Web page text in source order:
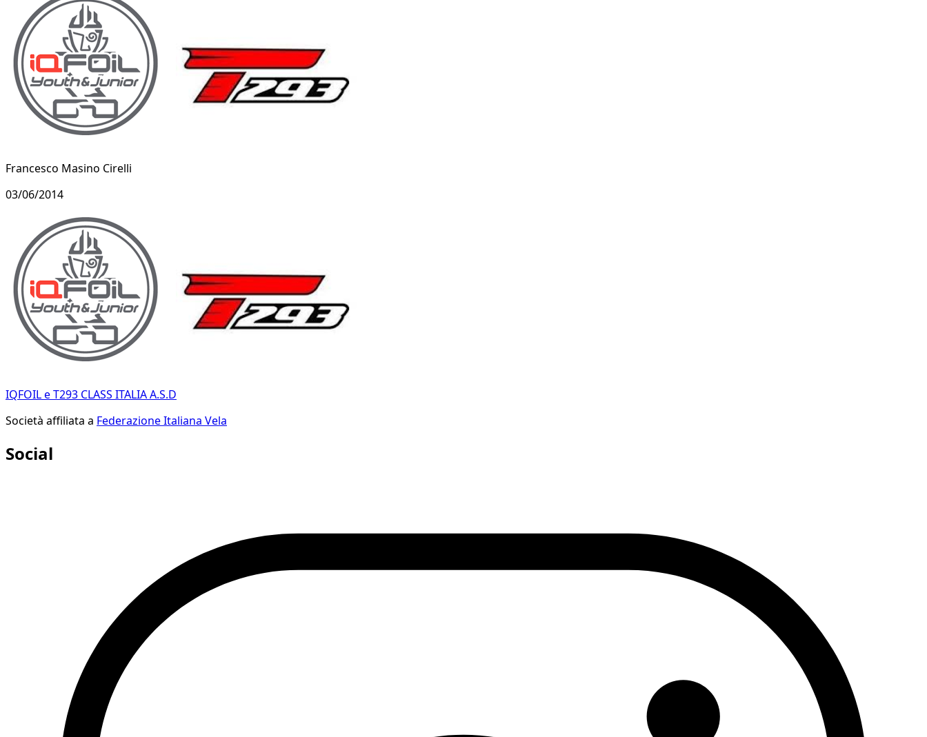
Francesco Masino Cirelli
03/06/2014
IQFOIL e T293 CLASS ITALIA A.S.D
Società affiliata a Federazione Italiana Vela
Social